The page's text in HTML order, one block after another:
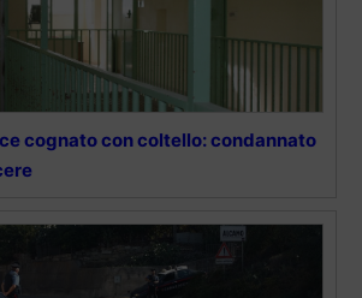
cognato con coltello: condannato